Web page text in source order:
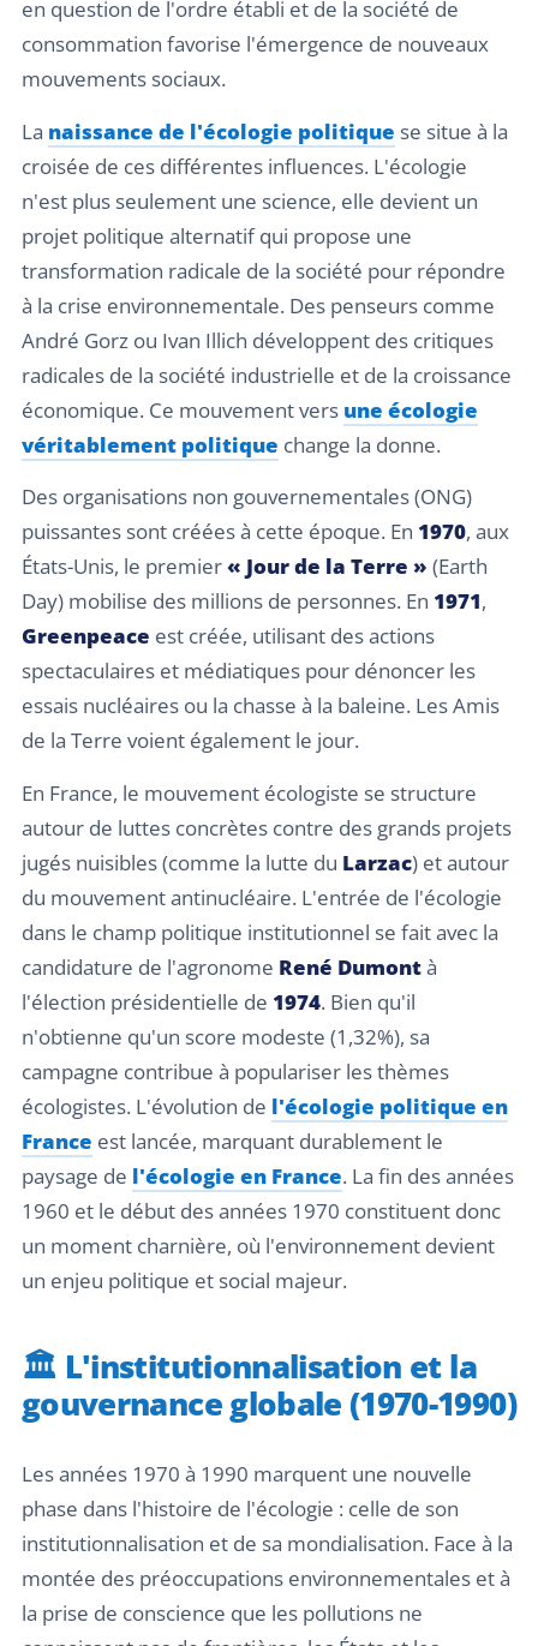
en question de l'ordre établi et de la société de
consommation favorise l'émergence de nouveaux
mouvements sociaux.
La naissance de l'écologie politique se situe à la
croisée de ces différentes influences. L'écologie
n'est plus seulement une science, elle devient un
projet politique alternatif qui propose une
transformation radicale de la société pour répondre
à la crise environnementale. Des penseurs comme
André Gorz ou Ivan Illich développent des critiques
radicales de la société industrielle et de la croissance
économique. Ce mouvement vers une écologie
véritablement politique change la donne.
Des organisations non gouvernementales (ONG)
puissantes sont créées à cette époque. En 1970, aux
États-Unis, le premier« Jour de la Terre » (Earth
Day) mobilise des millions de personnes. En 1971,
Greenpeace est créée, utilisant des actions
spectaculaires et médiatiques pour dénoncer les
essais nucléaires ou la chasse à la baleine. Les Amis
de la Terre voient également le jour.
En France, le mouvement écologiste se structure
autour de luttes concrètes contre des grands projets
jugés nuisibles (comme la lutte du Larzac) et autour
du mouvement antinucléaire. L'entrée de l'écologie
dans le champ politique institutionnel se fait avec la
candidature de l'agronome René Dumontà
l'élection présidentielle de 1974. Bien qu'il
n'obtienne qu'un score modeste (1,32%), sa
campagne contribue à populariser les thèmes
écologistes. L'évolution de l'écologie politique en
France est lancée, marquant durablement le
paysage de l'écologie en France. La fin des années
1960 et le début des années 1970 constituent donc
un moment charnière, où l'environnement devient
un enjeu politique et social majeur.
🏛️ L'institutionnalisation et la
gouvernance globale (1970-1990)
Les années 1970 à 1990 marquent une nouvelle
phase dans l'histoire de l'écologie : celle de son
institutionnalisation et de sa mondialisation. Face à la
montée des préoccupations environnementales et à
la prise de conscience que les pollutions ne